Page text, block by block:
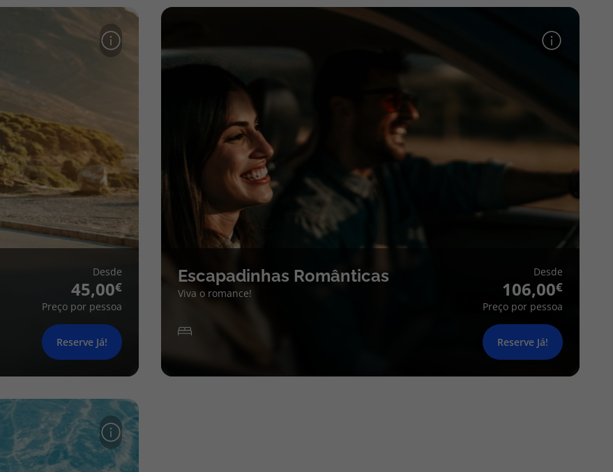
Desde
45,00
Preço por pessoa
Reserve Já!
Escapadinhas Românticas
Viva o romance!
Desde
106,00
Preço por pessoa
Reserve Já!